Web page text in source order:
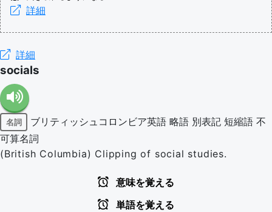
詳細
詳細
socials
名詞 ブリティッシュコロンビア英語 略語 別表記 短縮語 不
可算名詞
(British Columbia) Clipping of social studies.
意味を覚える
単語を覚える